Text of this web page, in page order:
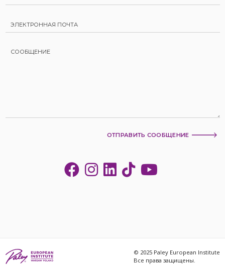
ОТПРАВИТЬ СООБЩЕНИЕ
© 2025 Paley European Institute
Все права защищены.